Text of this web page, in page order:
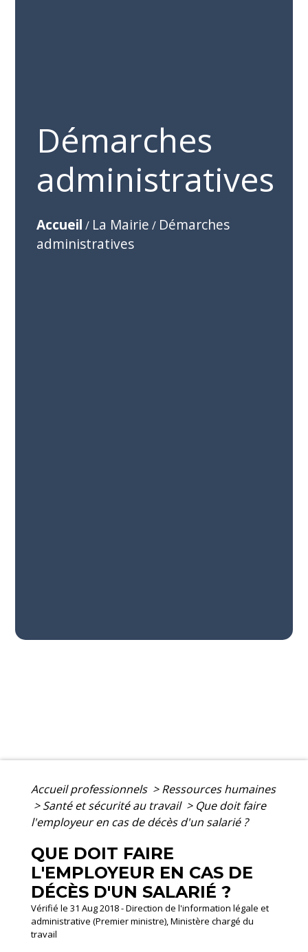
Démarches
administratives
Accueil / La Mairie / Démarches
administratives
Accueil professionnels > Ressources humaines
> Santé et sécurité au travail > Que doit faire
l'employeur en cas de décès d'un salarié ?
QUE DOIT FAIRE
L'EMPLOYEUR EN CAS DE
DÉCÈS D'UN SALARIÉ ?
Vérifié le 31 Aug 2018 - Direction de l'information légale et
administrative (Premier ministre), Ministère chargé du
travail